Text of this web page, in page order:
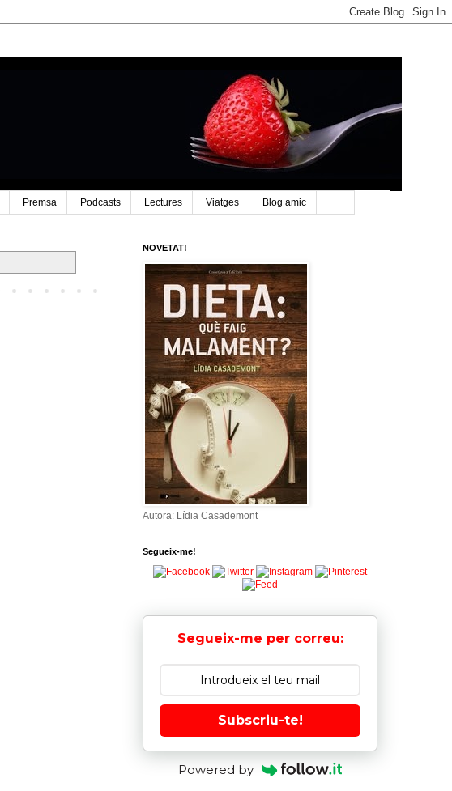
Premsa Podcasts Lectures Viatges Blog amic
NOVETAT!
Autora: Lídia Casademont
Segueix-me!
Segueix-me per correu:
Subscriu-te!
Powered by